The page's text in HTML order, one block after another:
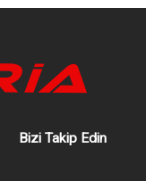
Bizi Takip Edin